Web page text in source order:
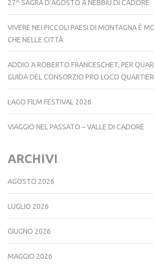
27^ SAGRA D’AGOSTO A NEBBIÙ DI CADORE
VIVERE NEI PICCOLI PAESI DI MONTAGNA È
CHE NELLE CITTÀ
ADDIO A ROBERTO FRANCESCHET, PER
GUIDA DEL CONSORZIO PRO LOCO
LAGO FILM FESTIVAL 2026
VIAGGIO NEL PASSATO – VALLE DI CADORE
ARCHIVI
AGOSTO 2026
LUGLIO 2026
GIUGNO 2026
MAGGIO 2026